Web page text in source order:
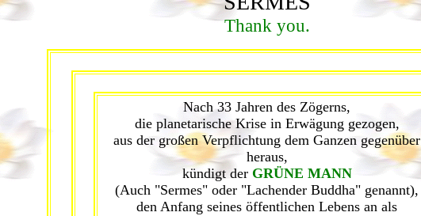
Thank you.
Nach 33 Jahren des Zögerns,
die planetarische Krise in Erwägung gezogen,
aus der großen Verpflichtung dem Ganzen gegenüber
heraus,
kündigt der GRÜNE MANN
(Auch "Sermes" oder "Lachender Buddha" genannt),
den Anfang seines öffentlichen Lebens an als